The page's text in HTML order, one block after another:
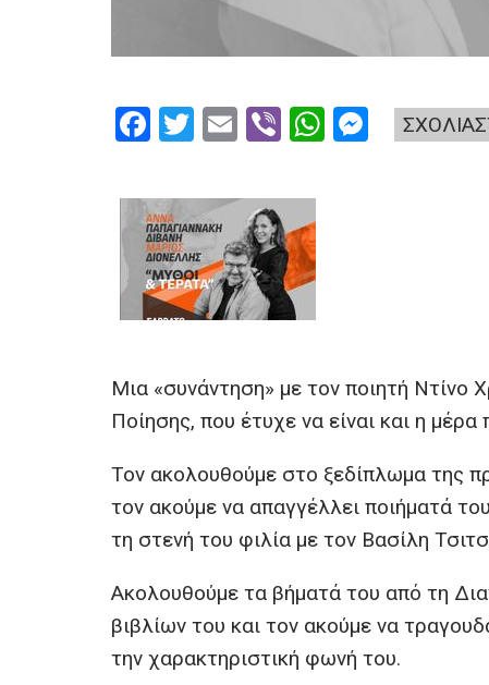
F
ce
b
o
o
k
T
tt
er
E
ail
Vi
er
W
Μια «συνάντηση» με τον ποιητή Ντίνο
Ποίησης, που έτυχε να είναι και η μέρα
Τον ακολουθούμε στο ξεδίπλωμα της
τον ακούμε να απαγγέλλει ποιήματά
τη στενή του φιλία με τον Βασίλη
Ακολουθούμε τα βήματά του από τη
βιβλίων του και τον ακούμε να
την χαρακτηριστική φωνή του.